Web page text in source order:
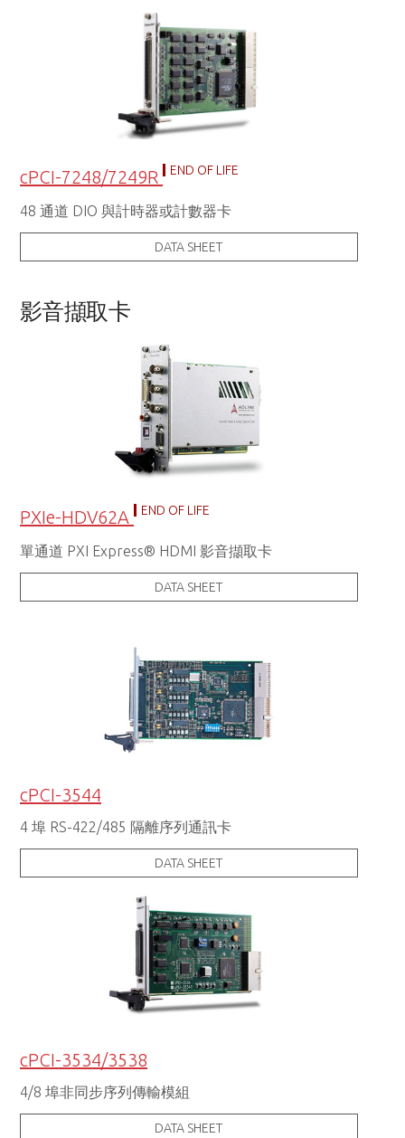
cPCI-7248/7249R END OF LIFE
48 通道 DIO 與計時器或計數器卡
DATA SHEET
影音擷取卡
PXIe-HDV62A END OF LIFE
單通道 PXI Express® HDMI 影音擷取卡
DATA SHEET
cPCI-3544
4 埠 RS-422/485 隔離序列通訊卡
DATA SHEET
cPCI-3534/3538
4/8 埠非同步序列傳輸模組
DATA SHEET